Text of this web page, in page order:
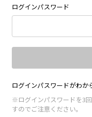
ログインパスワード
ログインパスワードがわか
※ログインパスワードを3
すのでご注意ください。